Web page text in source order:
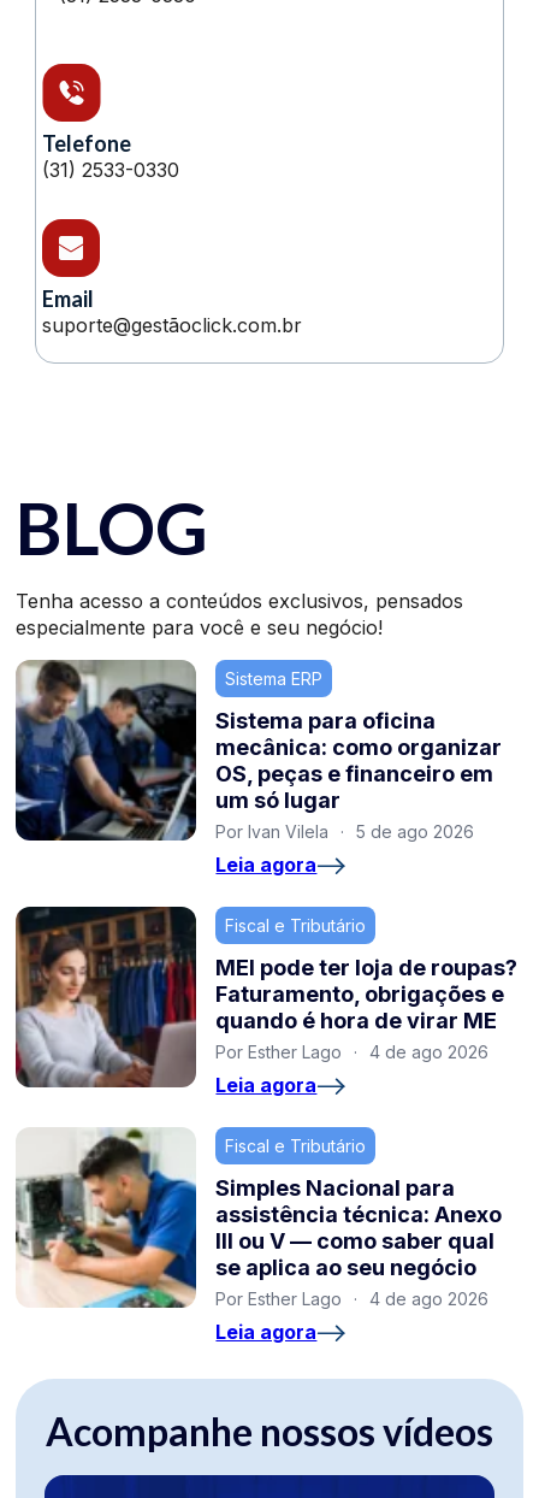
Telefone
(31) 2533-0330
Email
suporte@gestãoclick.com.br
BLOG
Tenha acesso a conteúdos exclusivos, pensados
especialmente para você e seu negócio!
Sistema ERP
Sistema para oficina
mecânica: como organizar
OS, peças e financeiro em
um só lugar
Por Ivan Vilela · 5 de ago 2026
Leia agora
Fiscal e Tributário
MEI pode ter loja de roupas?
Faturamento, obrigações e
quando é hora de virar ME
Por Esther Lago · 4 de ago 2026
Leia agora
Fiscal e Tributário
Simples Nacional para
assistência técnica: Anexo
III ou V — como saber qual
se aplica ao seu negócio
Por Esther Lago · 4 de ago 2026
Leia agora
Acompanhe nossos vídeos